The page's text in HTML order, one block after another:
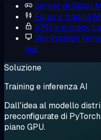
Server di Gioco
Forex e trading
VPN e privacy
Workstation
mai
Soluzione
Training e inferenza AI
Dall'idea al modello
preconfigurate di
piano GPU.